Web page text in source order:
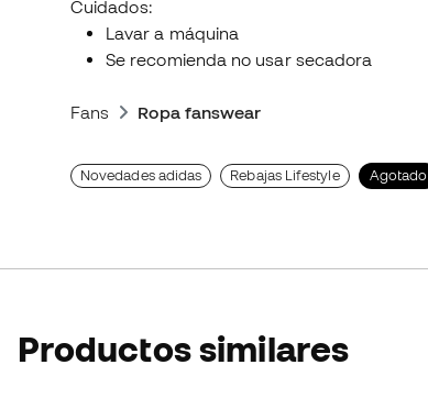
Cuidados:
Lavar a máquina
Se recomienda no usar secadora
Fans Ropa fanswear
Novedades adidas Rebajas Lifestyle Agotado
Productos similares